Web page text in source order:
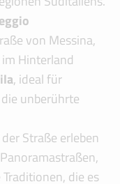
von Messina,
Hinterland
, ideal für
unberührte
Straße erleben
die es